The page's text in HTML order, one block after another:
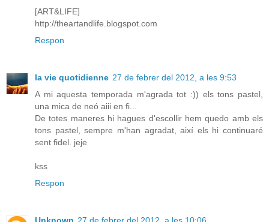
[ART&LIFE]
http://theartandlife.blogspot.com
Respon
la vie quotidienne 27 de febrer del 2012, a les 9:53
A mi aquesta temporada m'agrada tot :)) els tons pastel,
una mica de neó aiii en fi...
De totes maneres hi hagues d'escollir hem quedo amb els
tons pastel, sempre m'han agradat, així els hi continuaré
sent fidel. jeje
kss
Respon
Unknown 27 de febrer del 2012, a les 10:06